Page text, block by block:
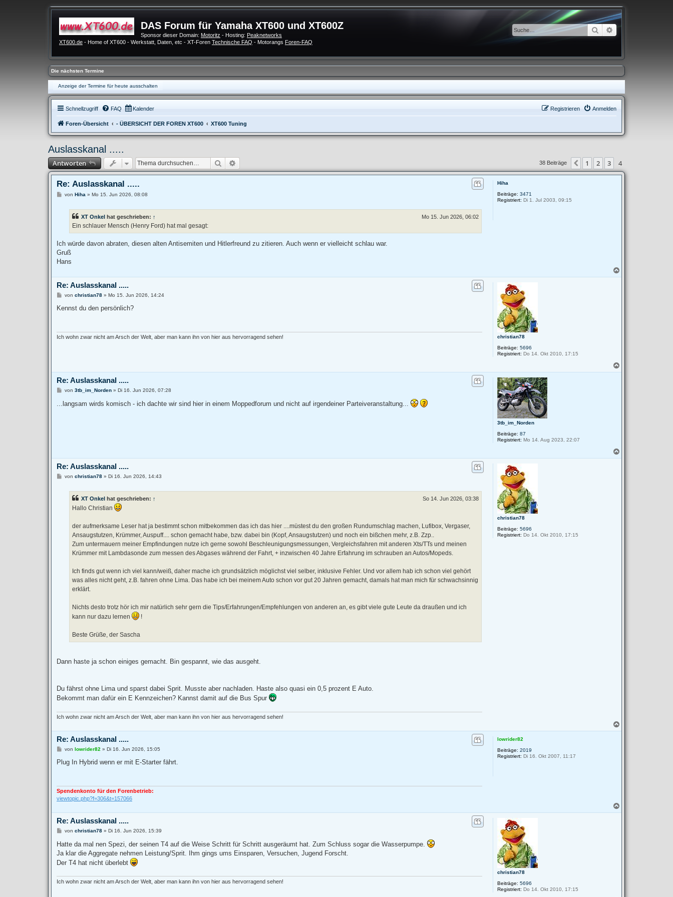
DAS Forum für Yamaha XT600 und XT600Z
Sponsor dieser Domain: Motoritz - Hosting: Peaknetworks
XT600.de - Home of XT600 - Werkstatt, Daten, etc - XT-Foren Technische FAQ - Motorangs Foren-FAQ
Suche Erweiterte Suche
Die nächsten Termine
Anzeige der Termine für heute ausschalten
Schnellzugriff FAQ Kalender Anmelden
Registrieren
Foren-Übersicht - ÜBERSICHT DER FOREN XT600 XT600 Tuning
Auslasskanal .....
Antworten Suche 38 Beiträge Vorherige
1 2 3 4
Hiha
Beiträge: 3471
Registriert: Di 1. Jul 2003, 09:15
Re: Auslasskanal .....
Bvon Hiha » Mo 15. Jun 2026, 08:08
XT Onkel hat geschrieben: ↑ Mo 15. Jun 2026, 06:02
Ein schlauer Mensch (Henry Ford) hat mal gesagt:
Ich würde davon abraten, diesen alten Antisemiten und Hitlerfreund zu zitieren. Auch wenn er vielleicht schlau war.
Gruß
Hans
a
christian78
Beiträge: 5696
Registriert: Do 14. Okt 2010, 17:15
Re: Auslasskanal .....
B
i
von christian78» Mo 15. Jun 2026, 14:24
Kennst du den persönlich?
Ich wohn zwar nicht am Arsch der Welt, aber man kann ihn von hier aus hervorragend sehen!
a
3tb_im_Norden
Beiträge: 87
Registriert: Mo 14. Aug 2023, 22:07
Re: Auslasskanal .....
B
i
t
von 3tb_im_Norden» Di 16. Jun 2026, 07:28
...langsam wirds komisch - ich dachte wir sind hier in einem Moppedforum und nicht auf irgendeiner Parteiveranstaltung...
a
christian78
Beiträge: 5696
Registriert: Do 14. Okt 2010, 17:15
Re: Auslasskanal .....
Bvon christian78» Di 16. Jun 2026, 14:43
XT Onkel hat geschrieben: ↑ So 14. Jun 2026, 03:38
Hallo Christian
der aufmerksame Leser hat ja bestimmt schon mitbekommen das ich das hier ....müstest du den großen Rundumschlag machen, Lufibox, Vergaser,
Ansaugstutzen, Krümmer, Auspuff.... schon gemacht habe, bzw. dabei bin (Kopf, Ansaugstutzen) und noch ein bißchen mehr, z.B. Zzp..
Zum untermauern meiner Empfindungen nutze ich gerne sowohl Beschleunigungsmessungen, Vergleichsfahren mit anderen Xts/TTs und meinen
Krümmer mit Lambdasonde zum messen des Abgases während der Fahrt, + inzwischen 40 Jahre Erfahrung im schrauben an Autos/Mopeds.
Ich finds gut wenn ich viel kann/weiß, daher mache ich grundsätzlich möglichst viel selber, inklusive Fehler. Und vor allem hab ich schon viel gehört
was alles nicht geht, z.B. fahren ohne Lima. Das habe ich bei meinem Auto schon vor gut 20 Jahren gemacht, damals hat man mich für schwachsinnig
erklärt.
Nichts desto trotz hör ich mir natürlich sehr gern die Tips/Erfahrungen/Empfehlungen von anderen an, es gibt viele gute Leute da draußen und ich
kann nur dazu lernen
!
Beste Grüße, der Sascha
Dann haste ja schon einiges gemacht. Bin gespannt, wie das ausgeht.
Du fährst ohne Lima und sparst dabei Sprit. Musste aber nachladen. Haste also quasi ein 0,5 prozent E Auto.
Bekommt man dafür ein E Kennzeichen? Kannst damit auf die Bus Spur
Ich wohn zwar nicht am Arsch der Welt, aber man kann ihn von hier aus hervorragend sehen!
a
lowrider82
Beiträge: 2019
Registriert: Di 16. Okt 2007, 11:17
Re: Auslasskanal .....
B
i
von lowrider82 » Di 16. Jun 2026, 15:05
Plug In Hybrid wenn er mit E-Starter fährt.
Spendenkonto für den Forenbetrieb:
viewtopic.php?f=306&t=157066
a
christian78
Beiträge: 5696
Registriert: Do 14. Okt 2010, 17:15
Re: Auslasskanal .....
B
i
t
r
g
von christian78» Di 16. Jun 2026, 15:39
Hatte da mal nen Spezi, der seinen T4 auf die Weise Schritt für Schritt ausgeräumt hat. Zum Schluss sogar die Wasserpumpe.
Ja klar die Aggregate nehmen Leistung/Sprit. Ihm gings ums Einsparen, Versuchen, Jugend Forscht.
Der T4 hat nicht überlebt
Ich wohn zwar nicht am Arsch der Welt, aber man kann ihn von hier aus hervorragend sehen!